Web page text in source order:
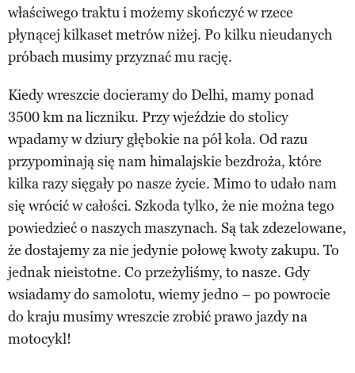
właściwego traktu i możemy skończyć w rzece
płynącej kilkaset metrów niżej. Po kilku nieudanych
próbach musimy przyznać mu rację.
Kiedy wreszcie docieramy do Delhi, mamy ponad
3500 km na liczniku. Przy wjeździe do stolicy
wpadamy w dziury głębokie na pół koła. Od razu
przypominają się nam himalajskie bezdroża, które
kilka razy sięgały po nasze życie. Mimo to udało nam
się wrócić w całości. Szkoda tylko, że nie można tego
powiedzieć o naszych maszynach. Są tak zdezelowane,
że dostajemy za nie jedynie połowę kwoty zakupu. To
jednak nieistotne. Co przeżyliśmy, to nasze. Gdy
wsiadamy do samolotu, wiemy jedno – po powrocie
do kraju musimy wreszcie zrobić prawo jazdy na
motocykl!